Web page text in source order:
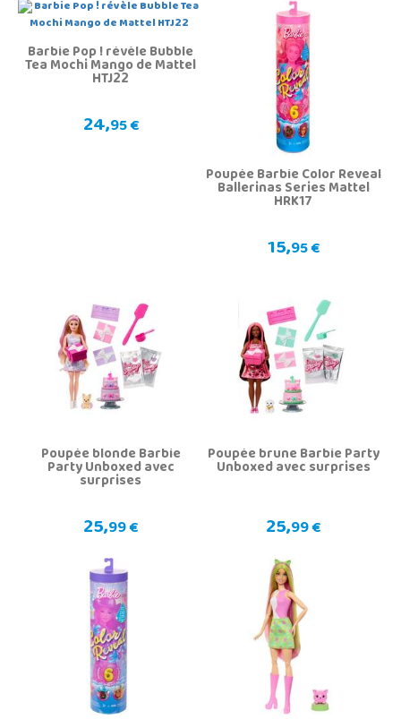
Barbie Pop ! révèle Bubble
Tea Mochi Mango de Mattel
HTJ22
24,95 €
Poupée Barbie Color Reveal
Ballerinas Series Mattel
HRK17
15,95 €
Poupée blonde Barbie
Party Unboxed avec
surprises
25,99 €
Poupée brune Barbie Party
Unboxed avec surprises
25,99 €